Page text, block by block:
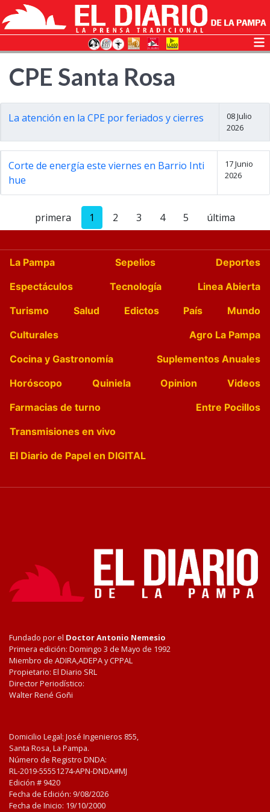
CPE Santa Rosa
La atención en la CPE por feriados y cierres
08 Julio
2026
Corte de energía este viernes en Barrio Inti
hue
17 Junio
2026
primera 1 2 3 4 5 última
La Pampa Sepelios
Deportes
Espectáculos
Tecnología
Linea Abierta
Turismo
Salud Edictos País
Mundo
Culturales
Agro La Pampa
Cocina y Gastronomía
Suplementos Anuales
Horóscopo
Quiniela Opinion
Videos
Farmacias de turno
Entre Pocillos
Transmisiones en vivo
El Diario de Papel en DIGITAL
Fundado por el Doctor Antonio Nemesio
Primera edición: Domingo 3 de Mayo de 1992
Miembro de ADIRA,ADEPA y CPPAL
Propietario: El Diario SRL
Director Periodístico:
Walter René Goñi
Domicilio Legal: José Ingenieros 855,
Santa Rosa, La Pampa.
Número de Registro DNDA:
RL-2019-55551274-APN-DNDA#MJ
Edición # 9420
Fecha de Edición: 9/08/2026
Fecha de Inicio: 19/10/2000